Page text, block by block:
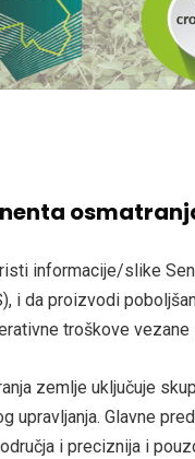
informacije/slike
i da proizvodi
troškove
zemlje uključuje
upravljanja. Glavne
i preciznija i